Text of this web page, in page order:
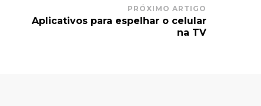
PRÓXIMO ARTIGO
Aplicativos para espelhar o celular
na TV